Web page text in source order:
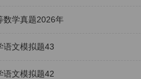
数学真题2026年
语文模拟题43
语文模拟题42